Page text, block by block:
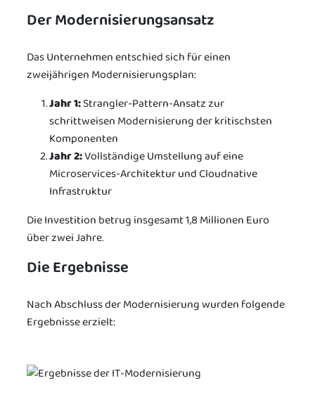
Der Modernisierungsansatz
Das Unternehmen entschied sich für einen
zweijährigen Modernisierungsplan:
Jahr 1:Strangler-Pattern-Ansatz zur
schrittweisen Modernisierung der kritischsten
Komponenten
Jahr 2:Vollständige Umstellung auf eine
Microservices-Architektur und Cloudnative
Infrastruktur
Die Investition betrug insgesamt 1,8 Millionen Euro
über zwei Jahre.
Die Ergebnisse
Nach Abschluss der Modernisierung wurden folgende
Ergebnisse erzielt: